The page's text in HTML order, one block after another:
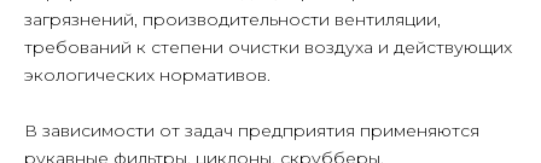
загрязнений, производительности вентиляции,
требований к степени очистки воздуха и действующих
экологических нормативов.
В зависимости от задач предприятия применяются
рукавные фильтры, циклоны, скрубберы,